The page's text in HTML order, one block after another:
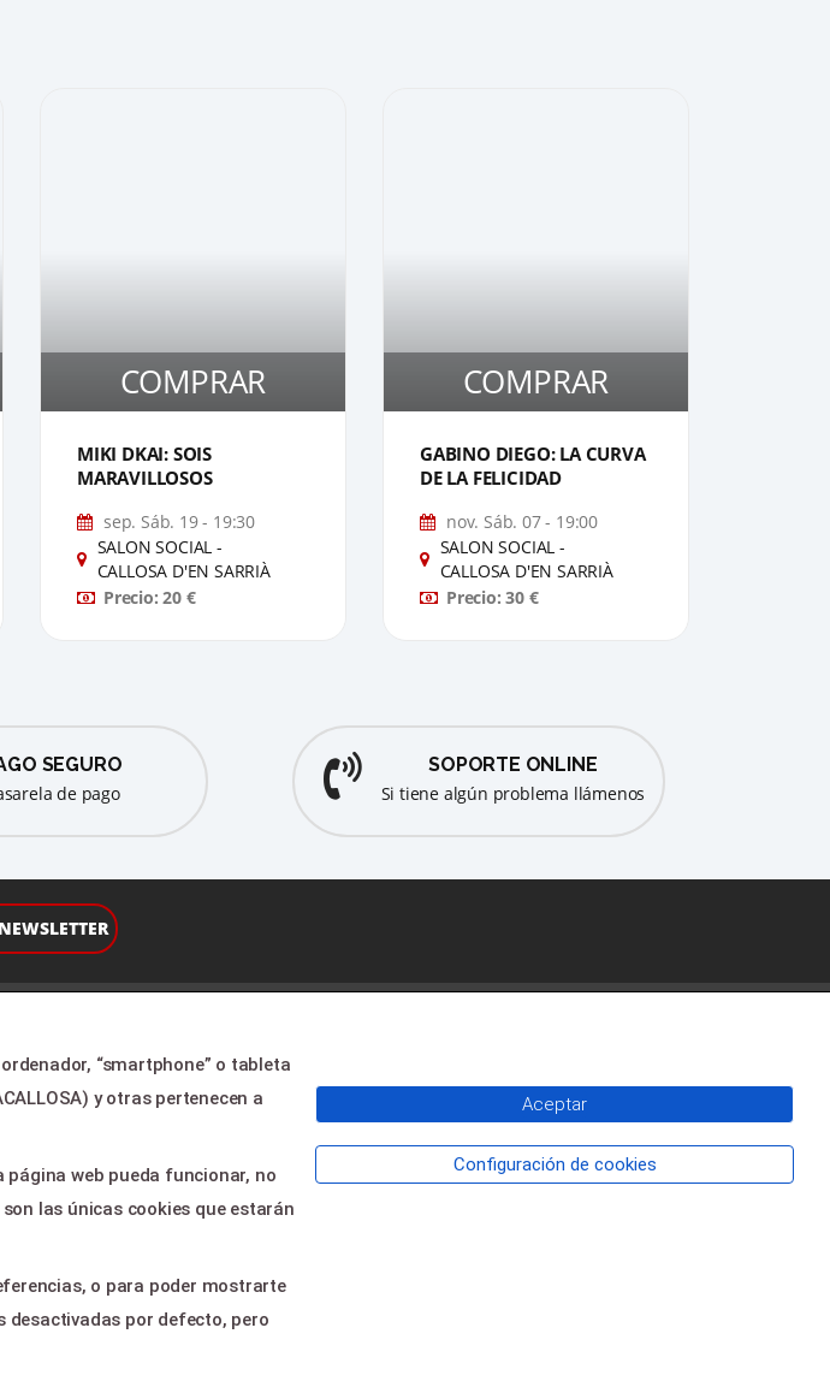
COMPRAR
MIKI DKAI: SOIS
MARAVILLOSOS
sep. Sáb. 19 - 19:30
SALON SOCIAL -
CALLOSA D'EN SARRIÀ
Precio: 20 €
COMPRAR
GABINO DIEGO: LA CURVA
DE LA FELICIDAD
nov. Sáb. 07 - 19:00
SALON SOCIAL -
CALLOSA D'EN SARRIÀ
Precio: 30 €
SEGURO
de pago
SOPORTE ONLINE
Si tiene algún problema llámenos
Ayuda
AVENIDA JAUME 1, Nº 1 -
CALLOSA D'EN SARRIÀ 03510
“smartphone” o tableta
y otras pertenecen a
página web pueda funcionar, no
las únicas cookies que estarán
o para poder mostrarte
desactivadas por defecto, pero
Aceptar
Configuración de cookies